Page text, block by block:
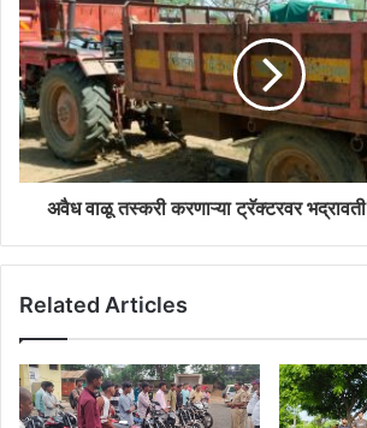
s
अवैध वाळू तस्करी करणाऱ्या ट्रॅक्टरवर भद्रावती
Related Articles